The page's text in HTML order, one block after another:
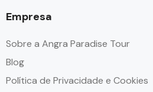
Empresa
Sobre a Angra Paradise Tour
Blog
Política de Privacidade e Cookies